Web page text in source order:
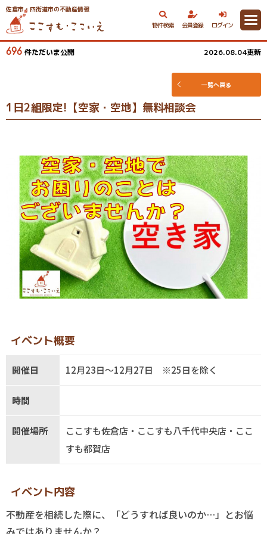
佐倉市・四街道市の不動産情報
物件検索
会員登録 ログイン
696 件ただいま公開 2026.08.04更新
一覧へ戻る
1日2組限定!【空家・空地】無料相談会
イベント概要
開催日 12月23日～12月27日 ※25日を除く
時間
開催場所
ここすも佐倉店・ここすも八千代中央店・ここ
すも都賀店
イベント内容
不動産を相続した際に、「どうすれば良いのか…」とお悩
みではありませんか？